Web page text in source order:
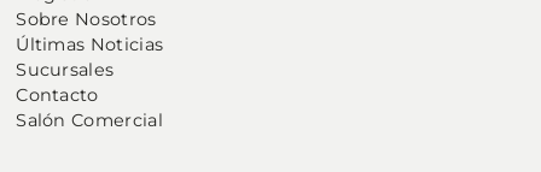
Sobre Nosotros
Últimas Noticias
Sucursales
Contacto
Salón Comercial